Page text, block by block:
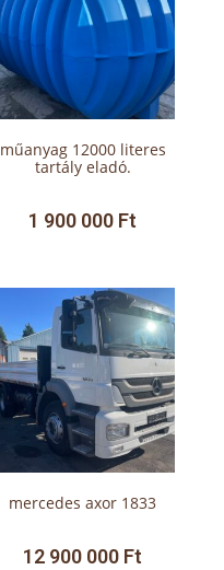
műanyag 12000 literes
tartály eladó.
1 900 000 Ft
mercedes axor 1833
12 900 000 Ft